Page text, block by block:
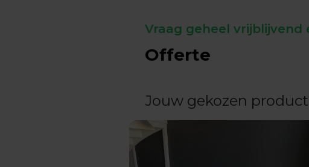
Vraag geheel
Offerte
Jouw gekozen product